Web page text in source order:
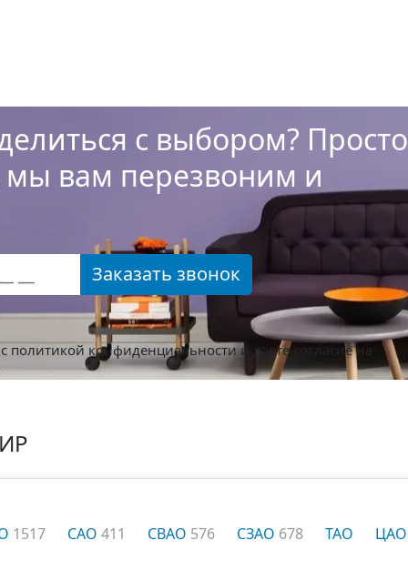
с выбором? Просто
мы вам перезвоним и
Заказать звонок
политикой конфиденциальностии даете согласие на
1517 САО 411 СВАО 576 СЗАО 678 ТАО ЦАО